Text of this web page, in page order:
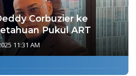
Corbuzier ke
Pukul ART
11:31 AM